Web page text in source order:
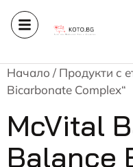
Начало / Продукти с
Bicarbonate Complex“
McVital
Balance